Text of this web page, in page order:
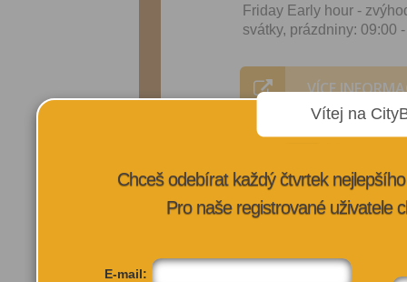
Friday Early hour -
svátky, prázdniny: 09:00
VÍCE
Vítej na
Chceš odebírat každý čtvrtek
Pro naše registrované uživatele
E-mail: